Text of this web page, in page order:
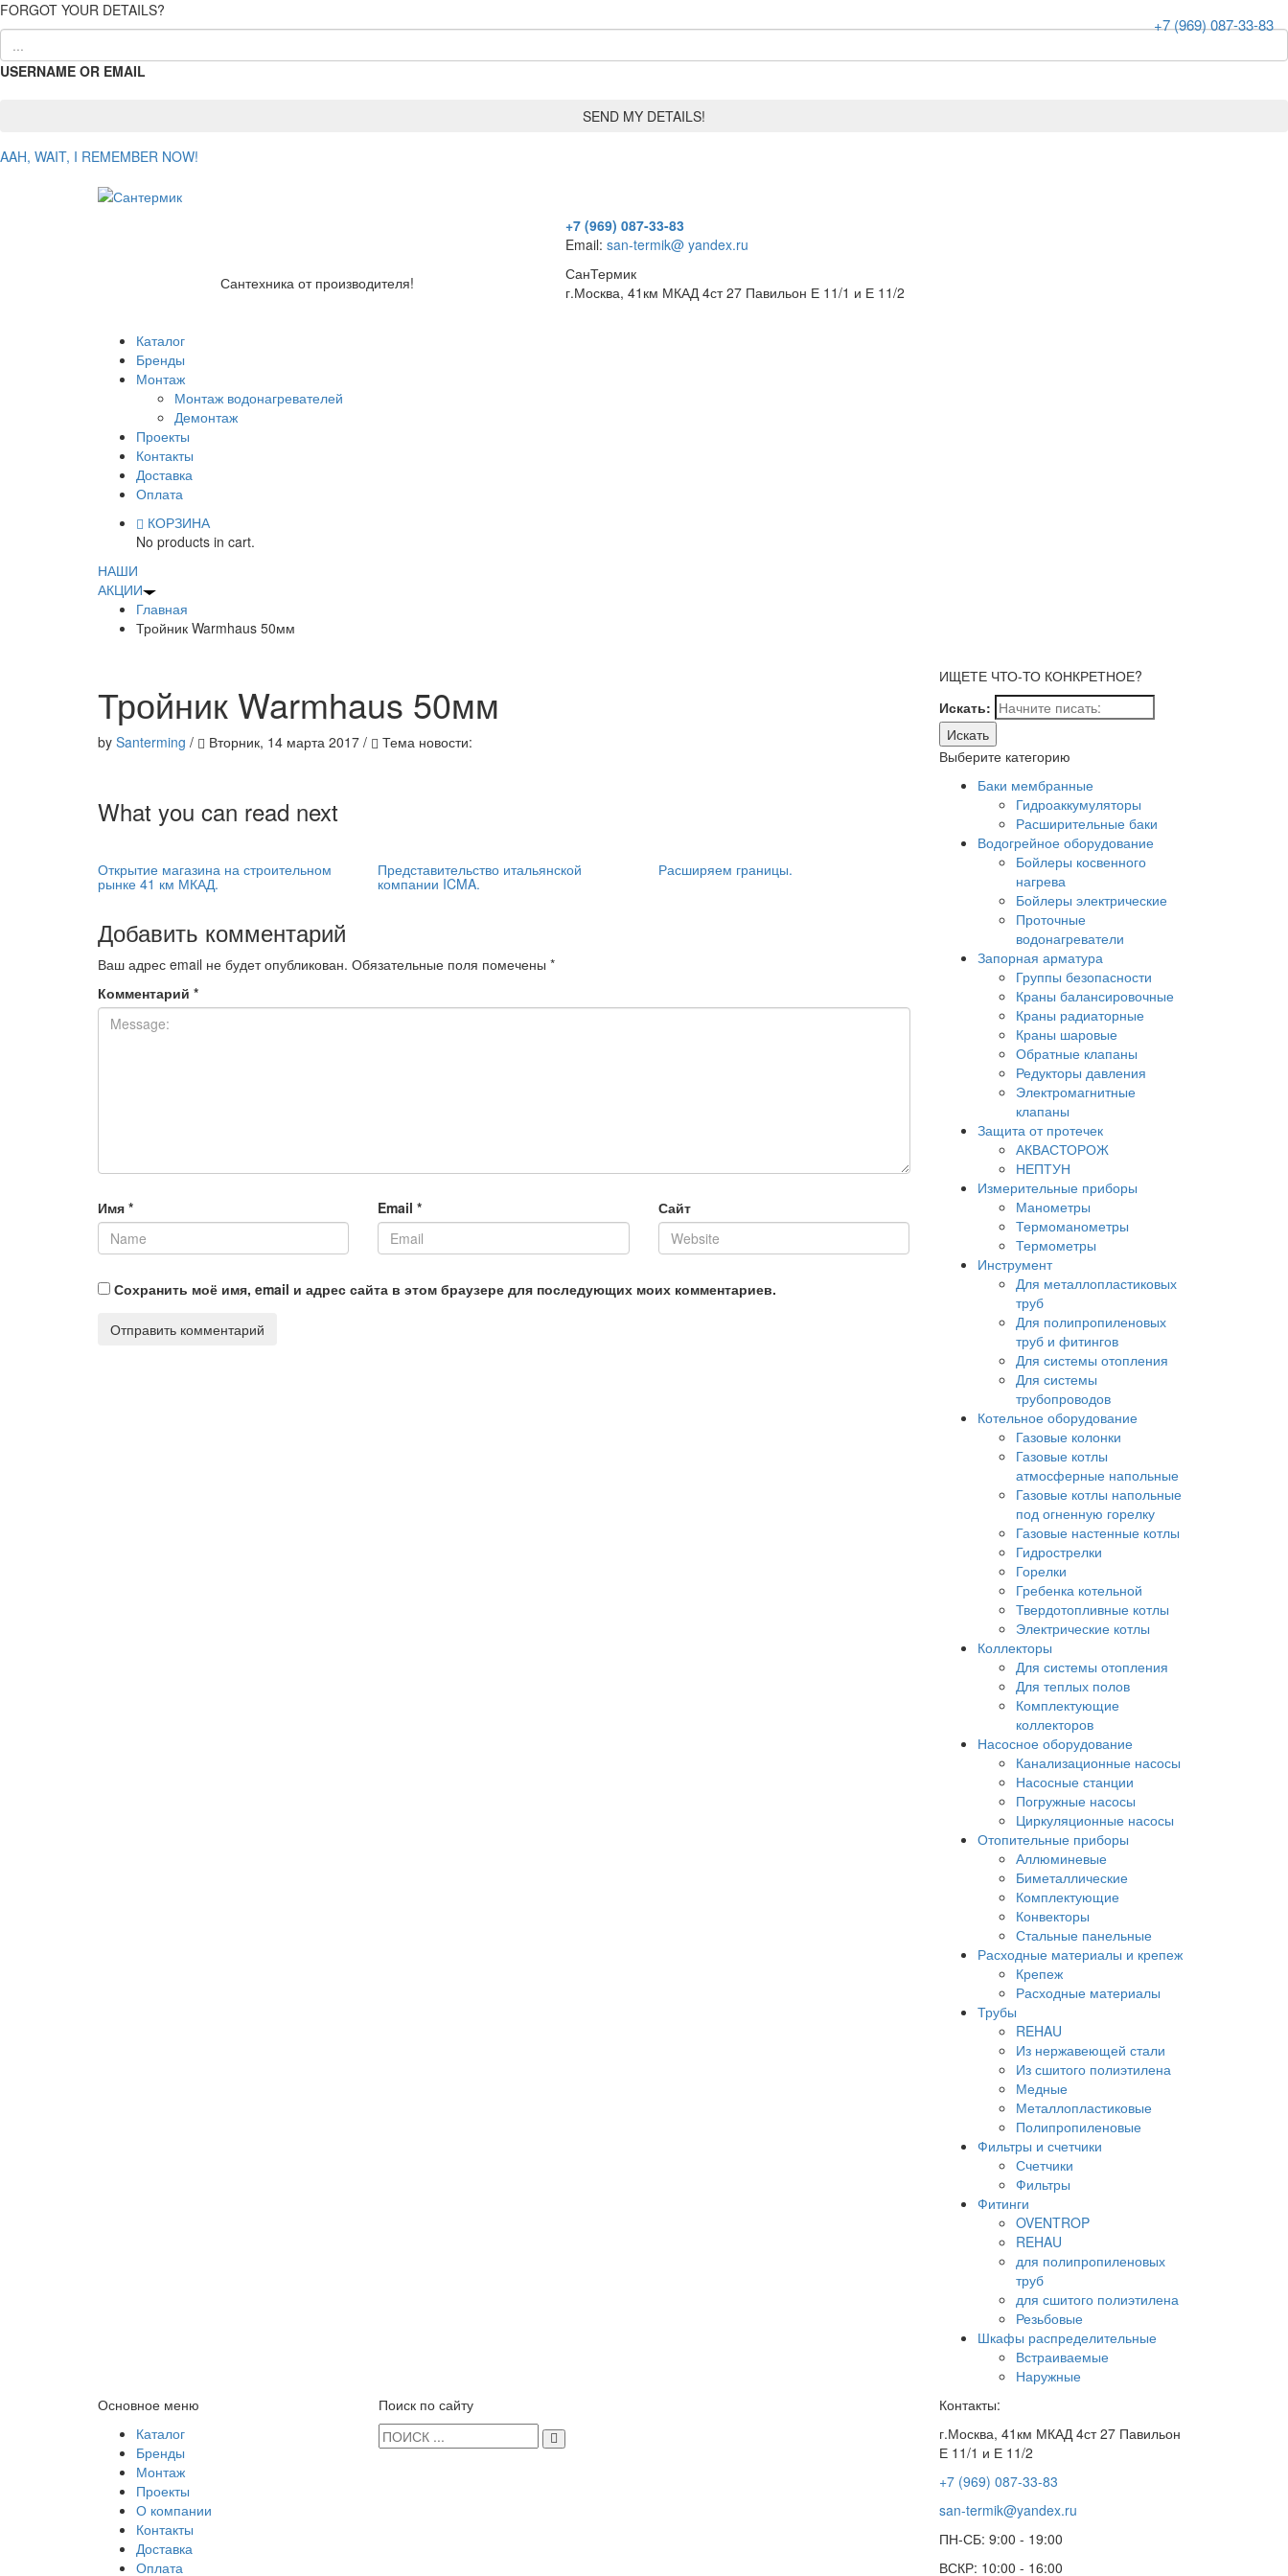
FORGOT YOUR DETAILS?
USERNAME OR EMAIL
AAH, WAIT, I REMEMBER NOW!
+7 (969) 087-33-83
Сантехника от производителя!
+7 (969) 087-33-83
Email: san-termik@ yandex.ru
СанТермик
г.Москва, 41км МКАД 4ст 27 Павильон Е 11/1 и Е 11/2
Каталог
Бренды
Монтаж
Монтаж водонагревателей
Демонтаж
Проекты
Контакты
Доставка
Оплата
КОРЗИНА
No products in cart.
НАШИ
АКЦИИ
Главная
Тройник Warmhaus 50мм
Тройник Warmhaus 50мм
by Santerming / Вторник, 14 марта 2017 / Тема новости:
What you can read next
Открытие магазина на строительном
рынке 41 км МКАД.
Представительство итальянской
компании ICMA.
Расширяем границы.
Добавить комментарий
Ваш адрес email не будет опубликован. Обязательные поля помечены *
Комментарий *
Имя * Email* Сайт
Сохранить моё имя, email и адрес сайта в этом браузере для последующих моих комментариев.
ИЩЕТЕ ЧТО-ТО КОНКРЕТНОЕ?
Искать:
Выберите категорию
Баки мембранные
Гидроаккумуляторы
Расширительные баки
Водогрейное оборудование
Бойлеры косвенного
нагрева
Бойлеры электрические
Проточные
водонагреватели
Запорная арматура
Группы безопасности
Краны балансировочные
Краны радиаторные
Краны шаровые
Обратные клапаны
Редукторы давления
Электромагнитные
клапаны
Защита от протечек
АКВАСТОРОЖ
НЕПТУН
Измерительные приборы
Манометры
Термоманометры
Термометры
Инструмент
Для металлопластиковых
труб
Для полипропиленовых
труб и фитингов
Для системы отопления
Для системы
трубопроводов
Котельное оборудование
Газовые колонки
Газовые котлы
атмосферные напольные
Газовые котлы напольные
под огненную горелку
Газовые настенные котлы
Гидрострелки
Горелки
Гребенка котельной
Твердотопливные котлы
Электрические котлы
Коллекторы
Для системы отопления
Для теплых полов
Комплектующие
коллекторов
Насосное оборудование
Канализационные насосы
Насосные станции
Погружные насосы
Циркуляционные насосы
Отопительные приборы
Аллюминевые
Биметаллические
Комплектующие
Конвекторы
Стальные панельные
Расходные материалы и крепеж
Крепеж
Расходные материалы
Трубы
REHAU
Из нержавеющей стали
Из сшитого полиэтилена
Медные
Металлопластиковые
Полипропиленовые
Фильтры и счетчики
Счетчики
Фильтры
Фитинги
OVENTROP
REHAU
для полипропиленовых
труб
для сшитого полиэтилена
Резьбовые
Шкафы распределительные
Встраиваемые
Наружные
Основное меню
Каталог
Бренды
Монтаж
Проекты
О компании
Контакты
Доставка
Оплата
Поиск по сайту
Контакты:
г.Москва, 41км МКАД 4ст 27 Павильон
Е 11/1 и Е 11/2
+7 (969) 087-33-83
san-termik@yandex.ru
ПН-СБ: 9:00 - 19:00
ВСКР: 10:00 - 16:00